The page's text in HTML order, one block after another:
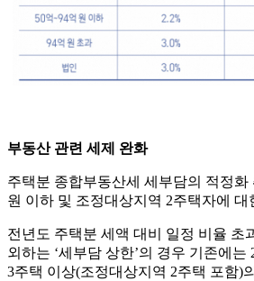
부동산 관련 세제 완화
주택분 종합부동산세 세부담의 적정화
원 이하 및 조정대상지역 2주택자에
전년도 주택분 세액 대비 일정 비율 초
외하는 ‘세부담 상한’의 경우 기존에는
3주택 이상(조정대상지역 2주택 포함)